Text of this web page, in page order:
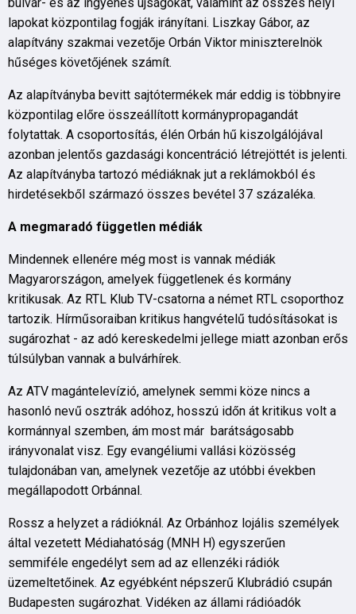
lapokat központilag fogják irányítani. Liszkay Gábor, az
alapítvány szakmai vezetője Orbán Viktor miniszterelnök
hűséges követőjének számít.
Az alapítványba bevitt sajtótermékek már eddig is többnyire
központilag előre összeállított kormánypropagandát
folytattak. A csoportosítás, élén Orbán hű kiszolgálójával
azonban jelentős gazdasági koncentráció létrejöttét is jelenti.
Az alapítványba tartozó médiáknak jut a reklámokból és
hirdetésekből származó összes bevétel 37 százaléka.
A megmaradó független médiák
Mindennek ellenére még most is vannak médiák
Magyarországon, amelyek függetlenek és kormány
kritikusak. Az RTL Klub TV-csatorna a német RTL csoporthoz
tartozik. Hírműsoraiban kritikus hangvételű tudósításokat is
sugározhat - az adó kereskedelmi jellege miatt azonban erős
túlsúlyban vannak a bulvárhírek.
Az ATV magántelevízió, amelynek semmi köze nincs a
hasonló nevű osztrák adóhoz, hosszú időn át kritikus volt a
kormánnyal szemben, ám most már barátságosabb
irányvonalat visz. Egy evangéliumi vallási közösség
tulajdonában van, amelynek vezetője az utóbbi években
megállapodott Orbánnal.
Rossz a helyzet a rádióknál. Az Orbánhoz lojális személyek
által vezetett Médiahatóság (MNH H) egyszerűen
semmiféle engedélyt sem ad az ellenzéki rádiók
üzemeltetőinek. Az egyébként népszerű Klubrádió csupán
Budapesten sugározhat. Vidéken az állami rádióadók